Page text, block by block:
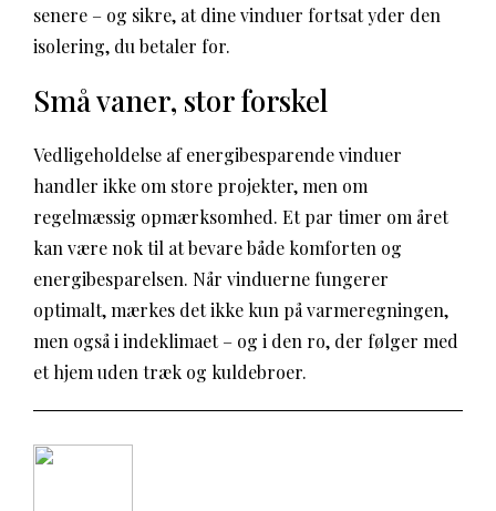
senere – og sikre, at dine vinduer fortsat yder den
isolering, du betaler for.
Små vaner, stor forskel
Vedligeholdelse af energibesparende vinduer
handler ikke om store projekter, men om
regelmæssig opmærksomhed. Et par timer om året
kan være nok til at bevare både komforten og
energibesparelsen. Når vinduerne fungerer
optimalt, mærkes det ikke kun på varmeregningen,
men også i indeklimaet – og i den ro, der følger med
et hjem uden træk og kuldebroer.